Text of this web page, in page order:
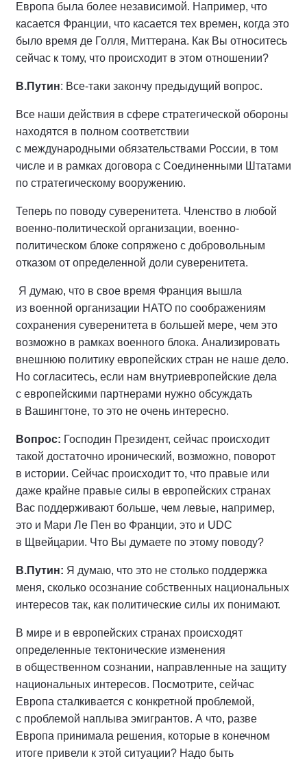
Европа была более независимой. Например, что
касается Франции, что касается тех времен, когда это
было время де Голля, Миттерана. Как Вы относитесь
сейчас к тому, что происходит в этом отношении?
В.Путин: Все‑таки закончу предыдущий вопрос.
Все наши действия в сфере стратегической обороны
находятся в полном соответствии
с международными обязательствами России, в том
числе и в рамках договора с Соединенными Штатами
по стратегическому вооружению.
Теперь по поводу суверенитета. Членство в любой
военно-политической организации, военно-
политическом блоке сопряжено с добровольным
отказом от определенной доли суверенитета.
Я думаю, что в свое время Франция вышла
из военной организации НАТО по соображениям
сохранения суверенитета в большей мере, чем это
возможно в рамках военного блока. Анализировать
внешнюю политику европейских стран не наше дело.
Но согласитесь, если нам внутриевропейские дела
с европейскими партнерами нужно обсуждать
в Вашингтоне, то это не очень интересно.
Вопрос: Господин Президент, сейчас происходит
такой достаточно иронический, возможно, поворот
в истории. Сейчас происходит то, что правые или
даже крайне правые силы в европейских странах
Вас поддерживают больше, чем левые, например,
это и Мари Ле Пен во Франции, это и UDC
в Щвейцарии. Что Вы думаете по этому поводу?
В.Путин: Я думаю, что это не столько поддержка
меня, сколько осознание собственных национальных
интересов так, как политические силы их понимают.
В мире и в европейских странах происходят
определенные тектонические изменения
в общественном сознании, направленные на защиту
национальных интересов. Посмотрите, сейчас
Европа сталкивается с конкретной проблемой,
с проблемой наплыва эмигрантов. А что, разве
Европа принимала решения, которые в конечном
итоге привели к этой ситуации? Надо быть